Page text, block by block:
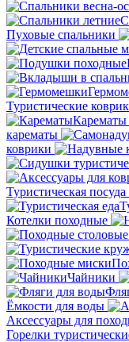
Пуховые спальники
Туристические
Карематы
карематы
коврики
Туристическая посуда
Котелки походные
Чайники
Ёмкости для воды
Аксессуары для
Горелки